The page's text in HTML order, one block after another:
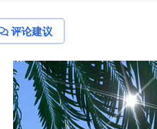
评论建议